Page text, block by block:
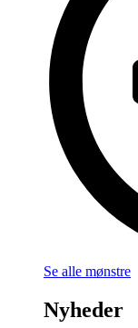
Se alle mønstre
Nyheder